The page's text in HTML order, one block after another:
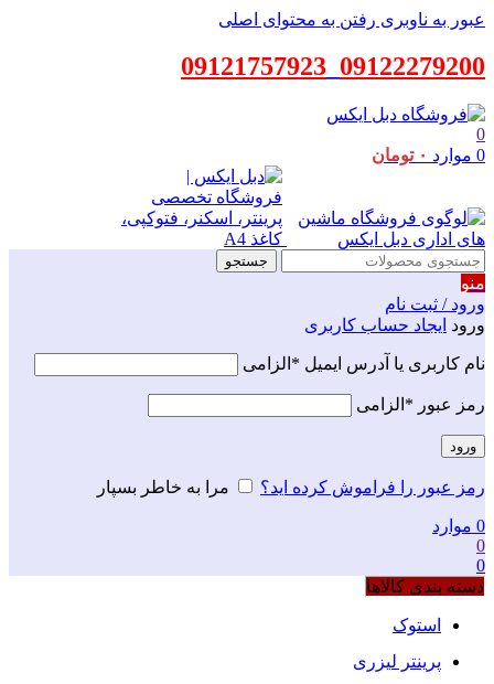
عبور به ناوبری رفتن به محتوای اصلی
09122279200
09121757923
0
0 موارد ۰ تومان
جستجو
منو
ورود / ثبت نام
ورود ایجاد حساب کاربری
نام کاربری یا آدرس ایمیل * الزامی
رمز عبور * الزامی
ورود
رمز عبور را فراموش کرده اید؟ مرا به خاطر بسپار
0 موارد
0
0
دسته بندی کالاها
استوک
پرینتر لیزری